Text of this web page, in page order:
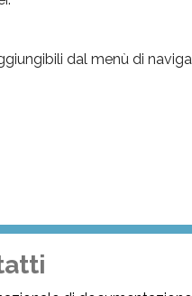
dal menù di